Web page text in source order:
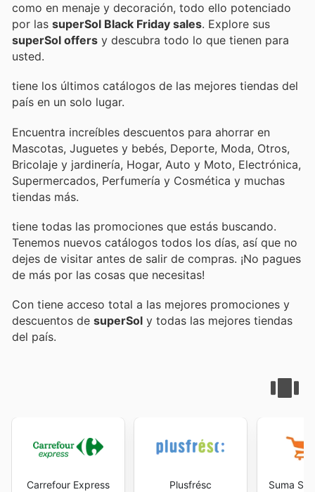
como en menaje y decoración, todo ello potenciado
por las superSol Black Friday sales. Explore sus
superSol offers y descubra todo lo que tienen para
usted.
tiene los últimos catálogos de las mejores tiendas del
país en un solo lugar.
Encuentra increíbles descuentos para ahorrar en
Mascotas, Juguetes y bebés, Deporte, Moda, Otros,
Bricolaje y jardinería, Hogar, Auto y Moto, Electrónica,
Supermercados, Perfumería y Cosmética y muchas
tiendas más.
tiene todas las promociones que estás buscando.
Tenemos nuevos catálogos todos los días, así que no
dejes de visitar antes de salir de compras. ¡No pagues
de más por las cosas que necesitas!
Con tiene acceso total a las mejores promociones y
descuentos de superSol y todas las mejores tiendas
del país.
Carrefour Express Plusfrésc Suma